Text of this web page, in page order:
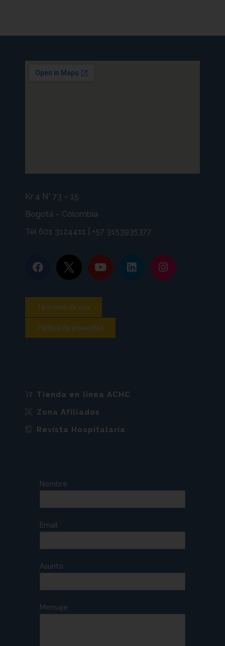
Kr 4 N° 73 – 15
Bogotá – Colombia
Tel 601 3124411 | +57 3153935377
Términos de uso
Política de privacidad
Tienda en línea ACHC
Zona Afiliados
Revista Hospitalaria
Nombre
Email
Asunto
Mensaje